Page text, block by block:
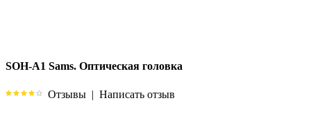
SOH-A1 Sams. Оптическая головка
Отзывы | Написать отзыв